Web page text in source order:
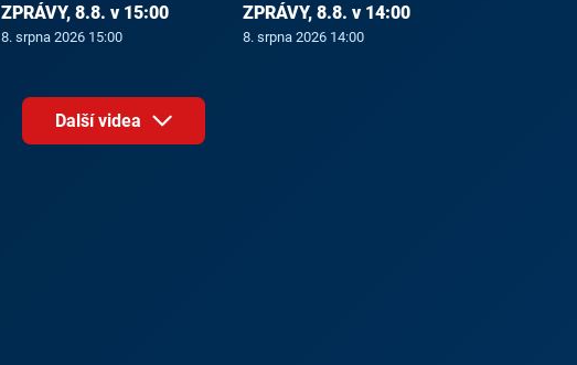
ZPRÁVY, 8.8. v 15:00
8. srpna 2026 15:00
ZPRÁVY, 8.8. v 14:00
8. srpna 2026 14:00
Další videa